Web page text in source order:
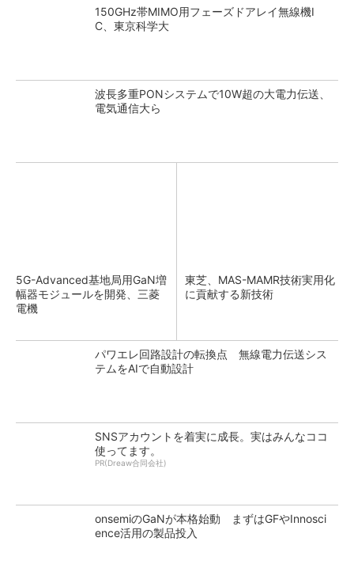
150GHz帯MIMO用フェーズドアレイ無線機I
C、東京科学大
波長多重PONシステムで10W超の大電力伝送、
電気通信大ら
5G-Advanced基地局用GaN増
幅器モジュールを開発、三菱
電機
東芝、MAS-MAMR技術実用化
に貢献する新技術
パワエレ回路設計の転換点 無線電力伝送シス
テムをAIで自動設計
SNSアカウントを着実に成長。実はみんなココ
使ってます。
PR(Dreaw合同会社)
onsemiのGaNが本格始動 まずはGFやInnosci
ence活用の製品投入